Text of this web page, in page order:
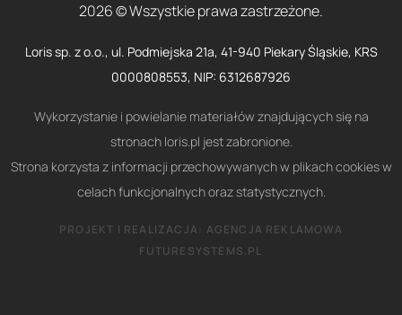
2026 © Wszystkie prawa zastrzeżone.
Loris sp. z o.o., ul. Podmiejska 21a, 41-940 Piekary Śląskie, KRS
0000808553, NIP: 6312687926
Wykorzystanie i powielanie materiałów znajdujących się na
stronach loris.pl jest zabronione.
Strona korzysta z informacji przechowywanych w plikach cookies w
celach funkcjonalnych oraz statystycznych.
PROJEKT I REALIZACJA: AGENCJA REKLAMOWA
FUTURESYSTEMS.PL